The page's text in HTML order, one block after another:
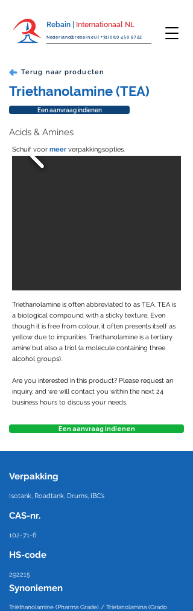
Rebain | Internationaal NL
Nederland@rebain.eu | +31(0)10 450 8722
Terug naar producten
Triethanolamine (TEA)
Een aanvraag indienen
Acids & Amines
Schuif voor meer verpakkingsopties.
Triethanolamine is often abbreviated to as TEA. TEA is
a biological compound with a sticky texture. Even
though it is free from colour, it often presents itself as
yellow due to impurities. Triethanolamine is a tertiary
amine but also a triol (a molecule containing three
alcohol groups).
Are you interested in this product? Please request an
inquiry, and we will contact you within the next 24
business hours to discuss your needs.
Een aanvraag indienen
Verpakking
Isotank, Roadtank, Drums, IBC’s
CAS-nr.
102-71-6
HS-code
292215
Synoniemen
Triëthanolamine (Pharma Grade) / Trietanolamina (Grado